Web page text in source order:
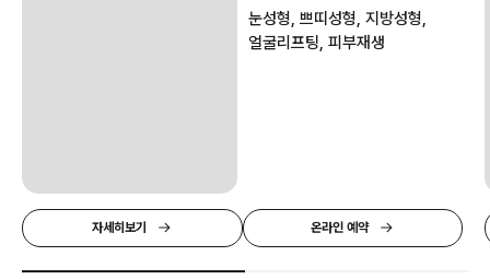
눈성형, 쁘띠성형, 지방성형,
얼굴리프팅, 피부재생
자세히보기 온라인 예약